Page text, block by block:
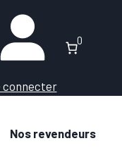
0
connecter
Nos revendeurs